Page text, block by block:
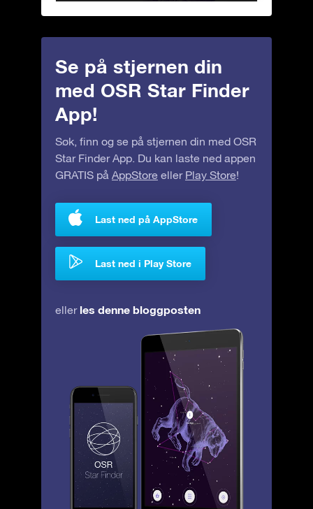
Se på stjernen din
med OSR Star Finder
App!
Søk, finn og se på stjernen din med OSR
Star Finder App. Du kan laste ned appen
GRATIS på AppStore eller Play Store!
Last ned på AppStore
Last ned i Play Store
eller les denne bloggposten